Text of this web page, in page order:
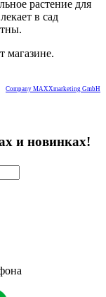
растение для
в сад
магазине.
Company MAXXmarketing GmbH
и новинках!